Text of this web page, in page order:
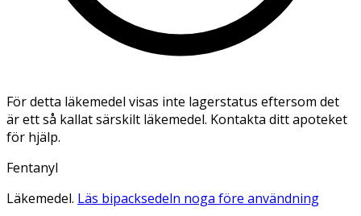
För detta läkemedel visas inte lagerstatus eftersom det
är ett så kallat särskilt läkemedel. Kontakta ditt apoteket
för hjälp.
Fentanyl
Läkemedel. Läs bipacksedeln noga före användning